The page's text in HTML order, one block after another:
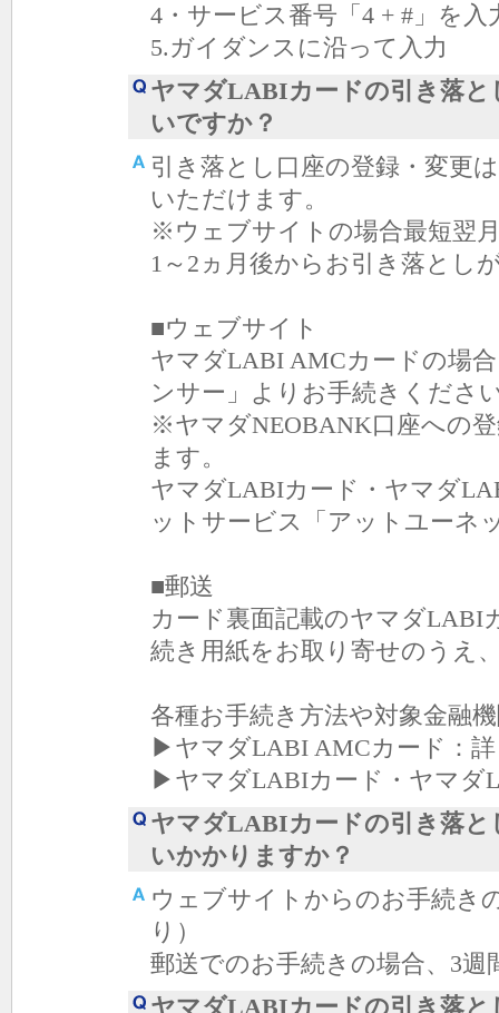
4・サービス番号「4 + #」を入
5.ガイダンスに沿って入力
ヤマダLABIカードの引き落と
いですか？
引き落とし口座の登録・変更
いただけます。
※ウェブサイトの場合最短翌
1～2ヵ月後からお引き落とし
■ウェブサイト
ヤマダLABI AMCカードの場
ンサー」よりお手続きくださ
※ヤマダNEOBANK口座への
ます。
ヤマダLABIカード・ヤマダ
ットサービス「アットユーネ
■郵送
カード裏面記載のヤマダLABI
続き用紙をお取り寄せのうえ
各種お手続き方法や対象金融
▶ヤマダLABI AMCカード：
▶ヤマダLABIカード・ヤマダ
ヤマダLABIカードの引き落
いかかりますか？
ウェブサイトからのお手続き
り）
郵送でのお手続きの場合、3週
ヤマダLABIカードの引き落と